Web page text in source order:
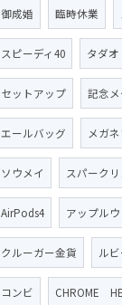
御成婚 臨時休業
スピーディ40 タダオ
セットアップ 記念
エールバッグ メガ
ソウメイ スパーク
AirPods4 アップルウ
クルーガー金貨 ル
コンビ CHROME